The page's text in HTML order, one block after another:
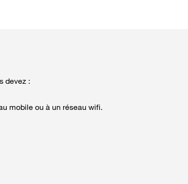
devez :
mobile ou à un réseau wifi.